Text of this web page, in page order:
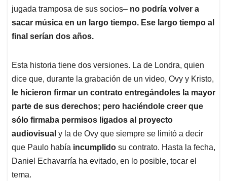
jugada tramposa de sus socios– no podría volver a
sacar música en un largo tiempo. Ese largo tiempo al
final serían dos años.
Esta historia tiene dos versiones. La de Londra, quien
dice que, durante la grabación de un video, Ovy y Kristo,
le hicieron firmar un contrato entregándoles la mayor
parte de sus derechos; pero haciéndole creer que
sólo firmaba permisos ligados al proyecto
audiovisual y la de Ovy que siempre se limitó a decir
que Paulo había incumplido su contrato. Hasta la fecha,
Daniel Echavarría ha evitado, en lo posible, tocar el
tema.